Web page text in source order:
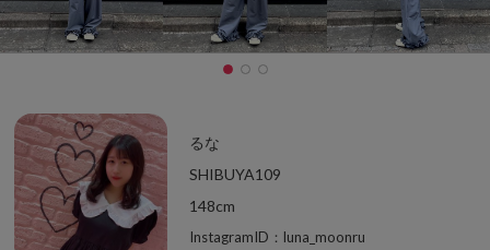
るな
SHIBUYA109
148cm
InstagramID：luna_moonru